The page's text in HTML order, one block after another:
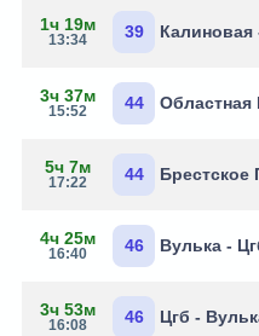
1ч 19м
13:34 39 Калиновая
3ч 37м
15:52 44 Областная
5ч 7м
17:22 44 Брестское
4ч 25м
16:40 46 Вулька -
3ч 53м
16:08 46 Цгб -